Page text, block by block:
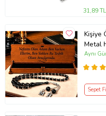
31,89
Kişiye
Metal
Tesbih
Aynı
Sepet